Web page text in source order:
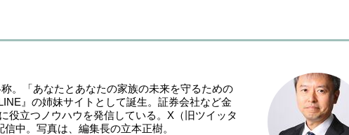
。「あなたとあなたの家族の未来を守るための
』の姉妹サイトとして誕生。証券会社など金
役立つノウハウを発信している。X（旧ツイッタ
中。写真は、編集長の立本正樹。